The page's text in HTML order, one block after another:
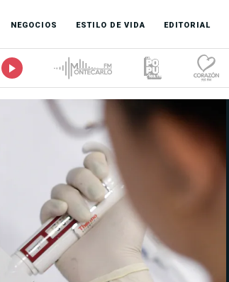
NEGOCIOS ESTILO DE VIDA EDITORIAL